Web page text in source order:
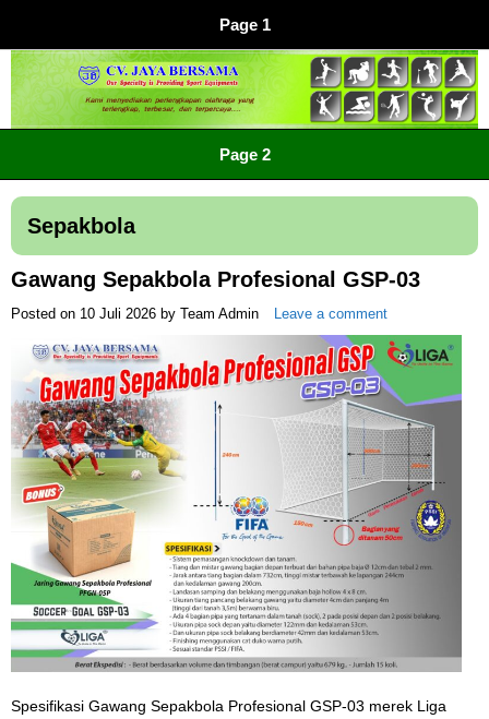
Page 1
CV JAYA BERSAMA Co Id
Menyediakan Semua Perlengkapan Olahraga Yang
Page 2
Sepakbola
Gawang Sepakbola Profesional GSP-03
Posted on 10 Juli 2026 by Team Admin Leave a comment
Spesifikasi Gawang Sepakbola Profesional GSP-03 merek Liga